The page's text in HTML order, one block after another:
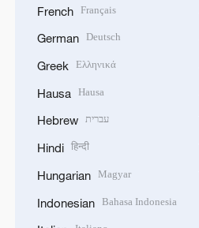
French Français
German Deutsch
Greek Ελληνικά
Hausa Hausa
Hebrew עברית
Hindi हिन्दी
Hungarian Magyar
Indonesian Bahasa Indonesia